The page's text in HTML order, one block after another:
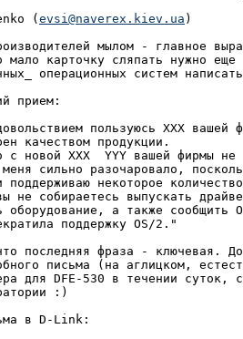
( evsi@naverex.kiev.ua )
мылом - главное
карточку сляпать нужно еще
операционных систем
прием:
пользуюсь ХХХ вашей
качеством продукции.
новой XXX  YYY вашей фирмы не
сильно разочаровало,
некоторое
не собираетесь выпускать
оборудование, а также сообщить
поддержку OS/2."
последняя фраза - ключевая.
письма (на аглицком,
для DFE-530 в течении суток,
:)
в D-Link: